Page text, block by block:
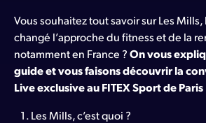
Vous souhaitez tout savoir sur Les Mills,
changé l’approche du fitness et de la
notamment en France ?On vous
guide et vous faisons découvrir la
Live exclusive au FITEX Sport de Paris
Les Mills, c’est quoi ?